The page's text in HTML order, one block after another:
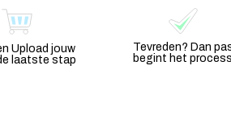
Upload jouw
laatste stap
Tevreden? Dan
begint het process